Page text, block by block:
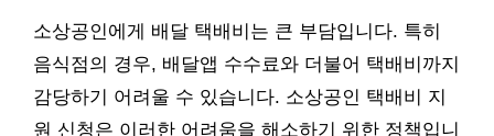
소상공인에게 배달 택배비는 큰 부담입니다. 특히
음식점의 경우, 배달앱 수수료와 더불어 택배비까지
감당하기 어려울 수 있습니다. 소상공인 택배비 지
원 신청은 이러한 어려움을 해소하기 위한 정책입니